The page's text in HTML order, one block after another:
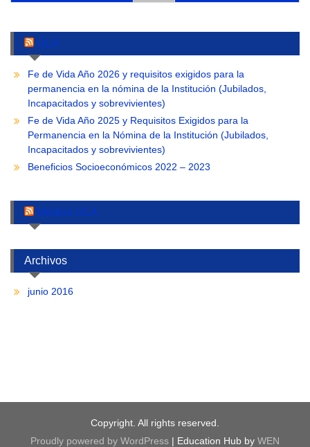
ULA
Fe de Vida Año 2026 y requisitos exigidos para la
permanencia en la nómina de la Institución (Jubilados,
Incapacitados y sobrevivientes)
Fe de Vida Año 2025 y Requisitos Exigidos para la
Permanencia en la Nómina de la Institución (Jubilados,
Incapacitados y sobrevivientes)
Beneficios Socioeconómicos 2022 – 2023
Medios ULA
Archivos
junio 2016
Copyright. All rights reserved.
Proudly powered by WordPress | Education Hub by WEN